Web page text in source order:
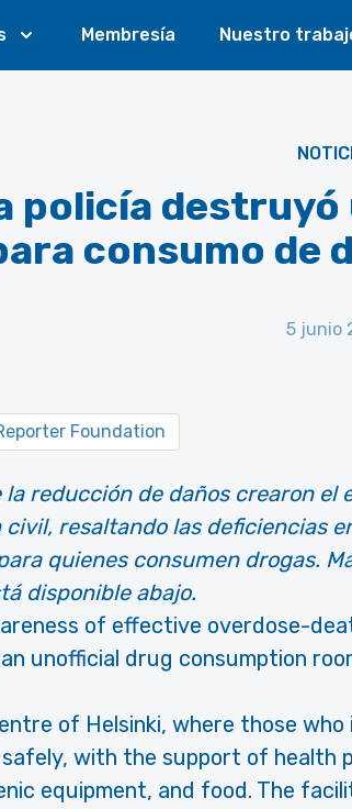
Membresía Nuestro
policía destruyó
consumo de
5 junio
Foundation
reducción de daños crearon el
resaltando las deficiencias
quienes consumen drogas.
disponible abajo.
of effective overdose-
unofficial drug consumption
of Helsinki, where those
with the support of health
equipment, and food. The